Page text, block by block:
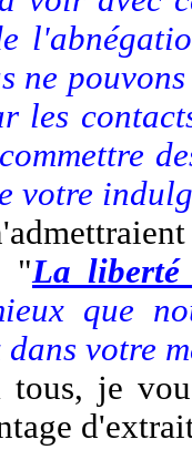
ne
les
votre
"La
que
votre
je